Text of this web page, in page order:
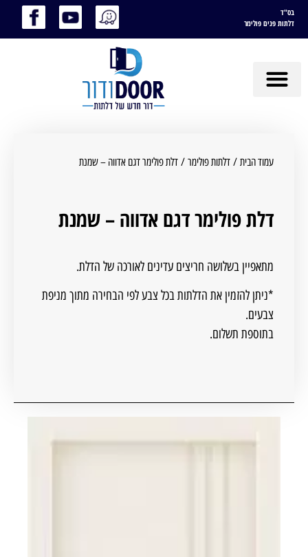
בס"ד
דלתות פנים פולימר
עמוד הבית / דלתות פולימר / דלת פולימר דגם אדווה – שמנת
דלת פולימר דגם אדווה – שמנת
מתאפיין בשלושה חריצים עדינים לאורכה של הדלת.
*ניתן להזמין את הדלתות בכל צבע לפי הבחירה מתוך מניפת
צבעים.
בתוספת תשלום.